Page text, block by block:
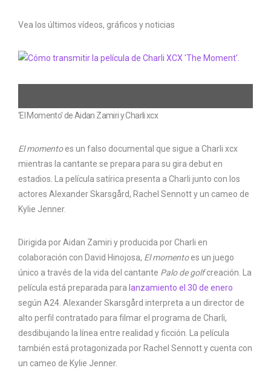
Vea los últimos vídeos, gráficos y noticias
'El Momento' de Aidan Zamiri y Charli xcx
El momentoes un falso documental que sigue a Charli xcx
mientras la cantante se prepara para su gira debut en
estadios. La película satírica presenta a Charli junto con los
actores Alexander Skarsgård, Rachel Sennott y un cameo de
Kylie Jenner.
Dirigida por Aidan Zamiri y producida por Charli en
colaboración con David Hinojosa, El momentoes un juego
único a través de la vida del cantante Palo de golfcreación. La
película está preparada para lanzamiento el 30 de enero
según A24. Alexander Skarsgård interpreta a un director de
alto perfil contratado para filmar el programa de Charli,
desdibujando la línea entre realidad y ficción. La película
también está protagonizada por Rachel Sennott y cuenta con
un cameo de Kylie Jenner.